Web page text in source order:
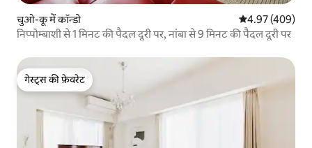
चुओ-कू में कॉन्डो औसत रेटिंग 5 में से
4.97 (409)
निप्पोम्बाशी से 1 मिनट की पैदल दूरी पर, नांबा से 9 मिनट की पैदल दूरी पर
गेस्ट्स की फ़ेवरेट
गेस्ट्स की फ़ेवरेट